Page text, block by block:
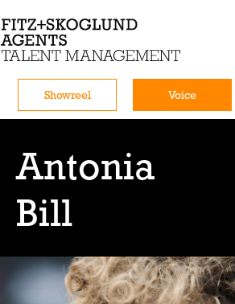
Antonia
Bill
Showreel Voice